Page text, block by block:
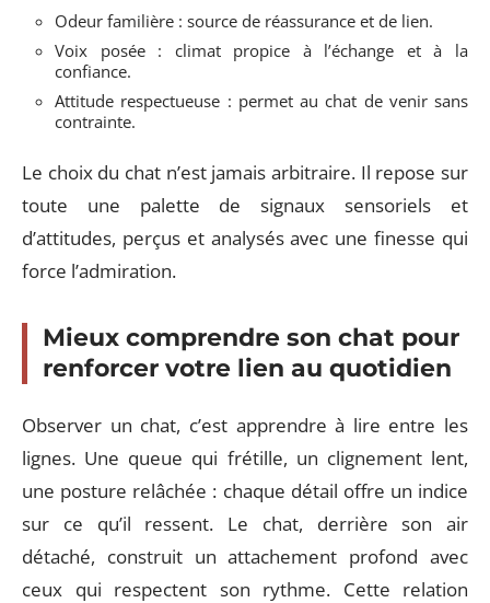
Odeur familière : source de réassurance et de lien.
Voix posée : climat propice à l’échange et à la
confiance.
Attitude respectueuse : permet au chat de venir sans
contrainte.
Le choix du chat n’est jamais arbitraire. Il repose sur
toute une palette de signaux sensoriels et
d’attitudes, perçus et analysés avec une finesse qui
force l’admiration.
Mieux comprendre son chat pour
renforcer votre lien au quotidien
Observer un chat, c’est apprendre à lire entre les
lignes. Une queue qui frétille, un clignement lent,
une posture relâchée : chaque détail offre un indice
sur ce qu’il ressent. Le chat, derrière son air
détaché, construit un attachement profond avec
ceux qui respectent son rythme. Cette relation